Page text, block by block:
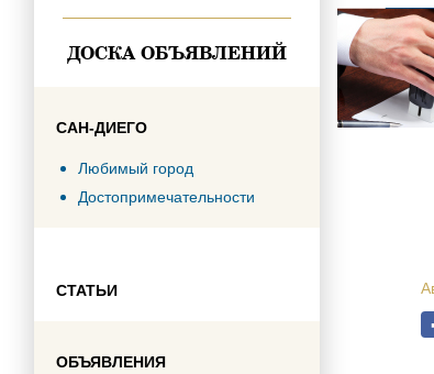
ДОСКА ОБЪЯВЛЕНИЙ
САН-ДИЕГО
Любимый город
Достопримечательности
СТАТЬИ
ОБЪЯВЛЕНИЯ